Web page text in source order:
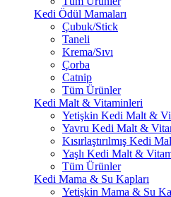
Kedi Ödül Mamaları
Çubuk/Stick
Taneli
Krema/Sıvı
Çorba
Catnip
Tüm Ürünler
Kedi Malt & Vitaminleri
Yetişkin Kedi Malt &
Yavru Kedi Malt &
Kısırlaştırılmış Kedi
Yaşlı Kedi Malt &
Tüm Ürünler
Kedi Mama & Su Kapları
Yetişkin Mama & Su